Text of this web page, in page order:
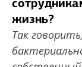
жизнь?
Так